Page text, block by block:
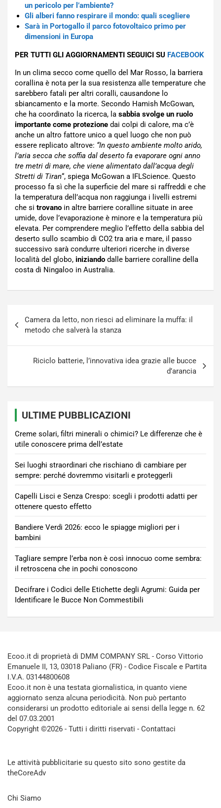
un pericolo per l’ambiente?
Gli alberi fanno respirare il mondo: quali scegliere
Sarà in Portogallo il parco fotovoltaico primo per
dimensioni in Europa
PER TUTTI GLI AGGIORNAMENTI SEGUICI SU FACEBOOK
In un clima secco come quello del Mar Rosso, la barriera
corallina è nota per la sua resistenza alle temperature che
sarebbero fatali per altri coralli, causandone lo
sbiancamento e la morte. Secondo Hamish McGowan,
che ha coordinato la ricerca, la sabbia svolge un ruolo
importante come protezione dai colpi di calore, ma c’è
anche un altro fattore unico a quel luogo che non può
essere replicato altrove: “In questo ambiente molto arido,
l’aria secca che soffia dal deserto fa evaporare ogni anno
tre metri di mare, che viene alimentato dall’acqua degli
Stretti di Tiran“, spiega McGowan a IFLScience. Questo
processo fa sì che la superficie del mare si raffreddi e che
la temperatura dell’acqua non raggiunga i livelli estremi
che si trovano in altre barriere coralline situate in aree
umide, dove l’evaporazione è minore e la temperatura più
elevata. Per comprendere meglio l’effetto della sabbia del
deserto sullo scambio di CO2 tra aria e mare, il passo
successivo sarà condurre ulteriori ricerche in diverse
località del globo, iniziando dalle barriere coralline della
costa di Ningaloo in Australia.
articoli
Camera da letto, non riesci ad eliminare la muffa: il
metodo che salverà la stanza
Riciclo batterie, l’innovativa idea grazie alle bucce
d’arancia
ULTIME PUBBLICAZIONI
Creme solari, filtri minerali o chimici? Le differenze che è
utile conoscere prima dell’estate
Sei luoghi straordinari che rischiano di cambiare per
sempre: perché dovremmo visitarli e proteggerli
Capelli Lisci e Senza Crespo: scegli i prodotti adatti per
ottenere questo effetto
Bandiere Verdi 2026: ecco le spiagge migliori per i
bambini
Tagliare sempre l’erba non è così innocuo come sembra:
il retroscena che in pochi conoscono
Decifrare i Codici delle Etichette degli Agrumi: Guida per
Identificare le Bucce Non Commestibili
Ecoo.it di proprietà di DMM COMPANY SRL - Corso Vittorio
Emanuele II, 13, 03018 Paliano (FR) - Codice Fiscale e Partita
I.V.A. 03144800608
Ecoo.it non è una testata giornalistica, in quanto viene
aggiornato senza alcuna periodicità. Non può pertanto
considerarsi un prodotto editoriale ai sensi della legge n. 62
del 07.03.2001
Copyright ©2026 - Tutti i diritti riservati - Contattaci
Le attività pubblicitarie su questo sito sono gestite da
theCoreAdv
Chi Siamo